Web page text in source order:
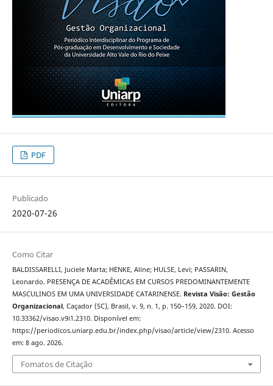
PDF
Publicado
2020-07-26
Como Citar
BALDISSARELLI, Juciele Marta; HENKE, Aline; HULSE, Levi; PASSARIN,
Leonardo. PRESENÇA DE ACADÊMICAS EM CURSOS PREDOMINANTEMENTE
MASCULINOS EM UMA UNIVERSIDADE CATARINENSE. Revista Visão: Gestão
Organizacional, Caçador (SC), Brasil, v. 9, n. 1, p. 150–159, 2020. DOI:
10.33362/visao.v9i1.2310. Disponível em:
https://periodicos.uniarp.edu.br/index.php/visao/article/view/2310. Acesso
em: 8 ago. 2026.
Fomatos de Citação